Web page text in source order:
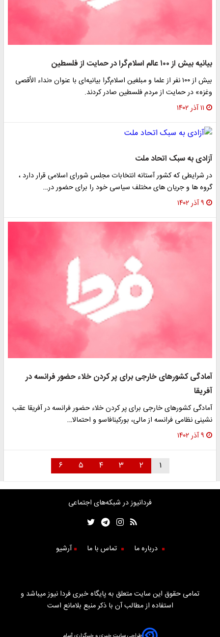
بیانیه بیش از ۱۰۰ عالم اسلام‌گرا در حمایت از فلسطین
بیش از ۱۰۰ نفر از علما و مبلغین اسلام‌گرا بیانیه‌ای با عنوان «نداء الأقصى
وغزه» در حمایت از مردم فلسطین صادر کردند.
۱۱ آذر ۱۴۰۲
آزادی به سبک اتحاد ملت
در شرایطی که کشور آستانه انتخابات مجلس شورای اسلامی قرار دارد ،
گروه ها و جریان های مختلف سیاسی خود را برای حضور در…
۹ آذر ۱۴۰۲
آمادگی کشورهای خارجی برای پر کردن خلاء حضور فرانسه در
آفریقا
آمادگی کشورهای خارجی برای پر کردن خلاء حضور فرانسه در آفریقا عقب
نشینی نظامی فرانسه از مالی، بورکینافاسو و احتمالا…
۹ آذر ۱۴۰۲
۱ ۲ ۳ ۴ ۵ ۶
فردانیوز در شبکه‌های اجتماعی
درباره ما تماس با ما آرشیو
تمامی حقوق این سایت متعلق به پایگاه خبری فردا نیوز میباشد و
استفاده از مطالب آن با ذکر منبع بلامانع است